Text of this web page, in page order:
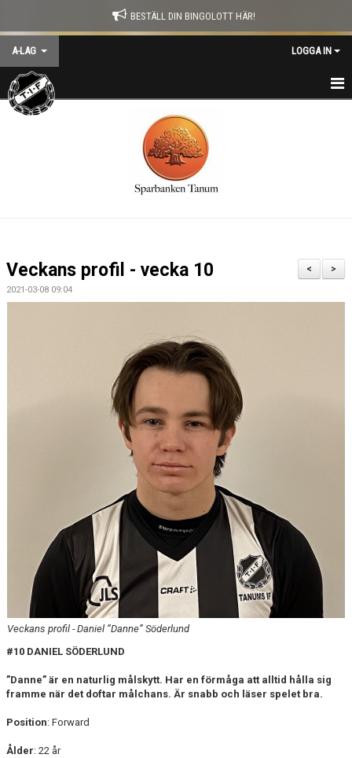
BESTÄLL DIN BINGOLOTT HÄR!
A-LAG LOGGA IN
HEM
TRÄNARE
>
<
Veckans profil - vecka 10
2021-03-08 09:04
Veckans profil - Daniel ”Danne” Söderlund
#10 DANIEL SÖDERLUND
”Danne” är en naturlig målskytt. Har en förmåga att alltid hålla sig
framme när det doftar målchans. Är snabb och läser spelet bra.
Position: Forward
Ålder: 22 år